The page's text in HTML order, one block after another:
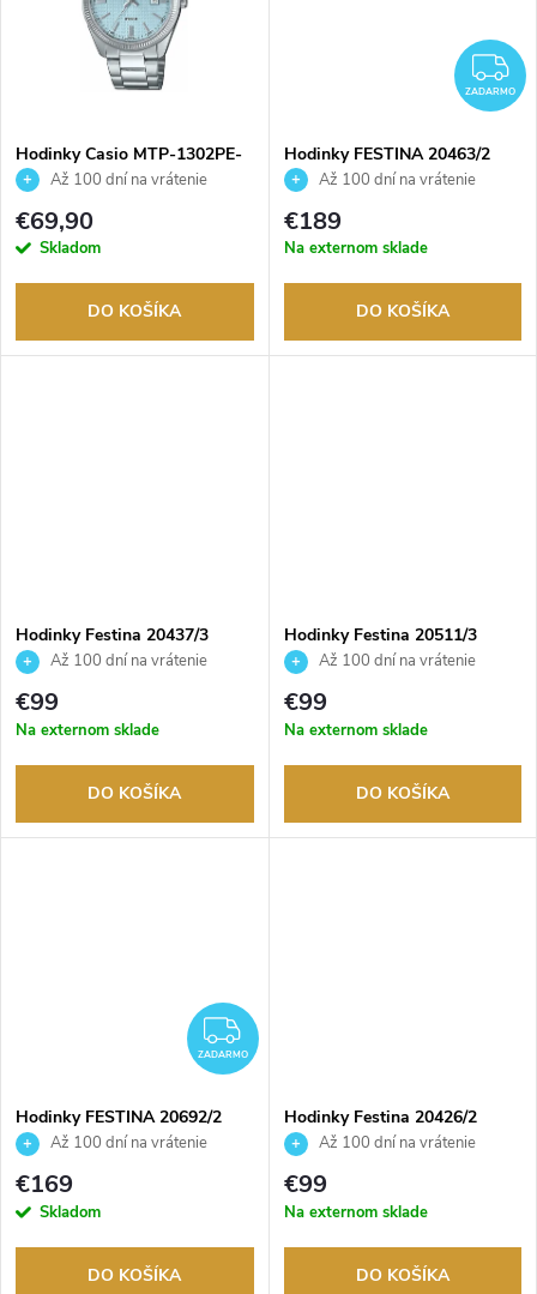
o
v
o
v
Hodinky Casio MTP-1302PE-
2AVEFAž 100 dní na vrátenie
€69,90
Skladom
DO KOŠÍKA
ZADARMO
Hodinky FESTINA 20463/2
Až 100 dní na vrátenie
€189
Na externom sklade
DO KOŠÍKA
Hodinky Festina 20437/3
Až 100 dní na vrátenie
tovaru. Autorizovaný predajca.
€99
Na externom sklade
DO KOŠÍKA
Hodinky Festina 20511/3
Až 100 dní na vrátenie
tovaru. Autorizovaný predajca.
€99
Na externom sklade
DO KOŠÍKA
ZADARMO
ZADARMO
Hodinky FESTINA 20692/2
Až 100 dní na vrátenie
tovaru. Autorizovaný predajca.
€169
Skladom
DO KOŠÍKA
Hodinky Festina 20426/2
Až 100 dní na vrátenie
tovaru. Autorizovaný predajca.
€99
Na externom sklade
DO KOŠÍKA